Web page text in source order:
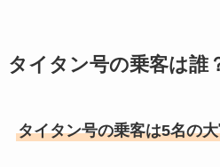
タイタン号の乗客は誰
タイタン号の乗客は5名の